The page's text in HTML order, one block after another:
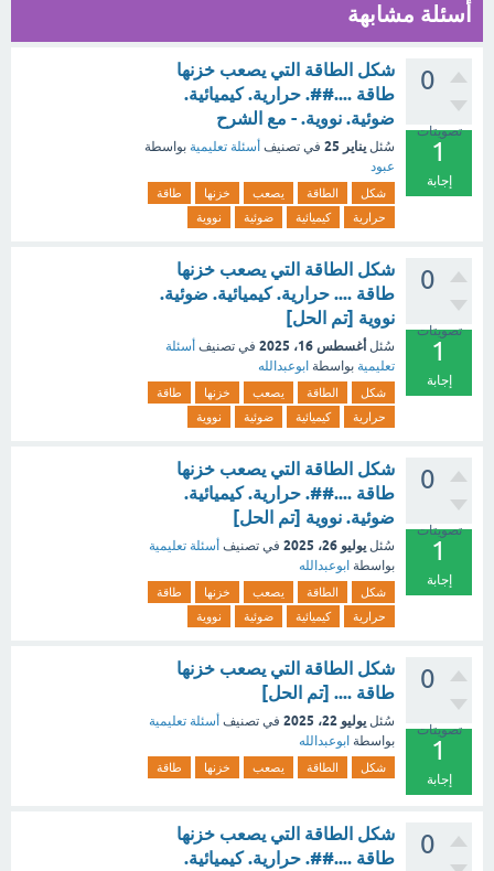
أسئلة مشابهة
0
تصويتات
1
إجابة
شكل الطاقة التي يصعب خزنها
طاقة ....##. حرارية. كيميائية.
ضوئية. نووية. - مع الشرح
سُئل يناير 25 في تصنيف أسئلة تعليمية بواسطة
عبود
شكل الطاقة يصعب خزنها
طاقة
حرارية
كيميائية ضوئية نووية
0
تصويتات
1
إجابة
شكل الطاقة التي يصعب خزنها
طاقة .... حرارية. كيميائية. ضوئية.
نووية [تم الحل]
سُئل أغسطس 16، 2025 في تصنيف أسئلة
تعليمية بواسطة ابوعبدالله
شكل الطاقة يصعب خزنها
طاقة
حرارية
كيميائية ضوئية نووية
0
تصويتات
1
إجابة
شكل الطاقة التي يصعب خزنها
طاقة ....##. حرارية. كيميائية.
ضوئية. نووية [تم الحل]
سُئل يوليو 26، 2025 في تصنيف أسئلة تعليمية
بواسطة ابوعبدالله
شكل الطاقة يصعب خزنها
طاقة
حرارية
كيميائية ضوئية نووية
0
تصويتات
1
إجابة
شكل الطاقة التي يصعب خزنها
طاقة .... [تم الحل]
سُئل يوليو 22، 2025 في تصنيف أسئلة تعليمية
بواسطة ابوعبدالله
شكل الطاقة يصعب خزنها طاقة
0
شكل الطاقة التي يصعب خزنها
طاقة ....##. حرارية. كيميائية.